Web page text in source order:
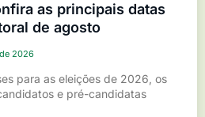
as principais datas
de agosto
2026
para as eleições de 2026, os
e pré-candidatas